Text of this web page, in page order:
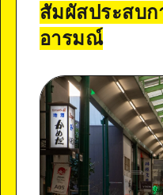
สัมผัสประสบก
อารมณ์